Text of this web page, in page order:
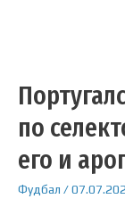
по
его и
Фудбал /